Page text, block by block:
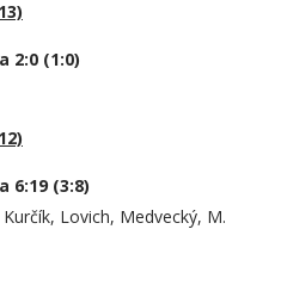
2:0 (1:0)
6:19 (3:8)
Lovich, Medvecký, M.